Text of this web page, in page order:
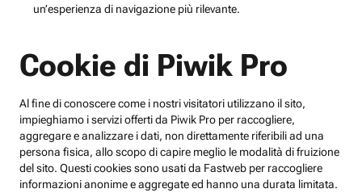
un’esperienza di navigazione più rilevante.
Cookie di Piwik Pro
Al fine di conoscere come i nostri visitatori utilizzano il sito,
impieghiamo i servizi offerti da Piwik Pro per raccogliere,
aggregare e analizzare i dati, non direttamente riferibili ad una
persona fisica, allo scopo di capire meglio le modalità di fruizione
del sito. Questi cookies sono usati da Fastweb per raccogliere
informazioni anonime e aggregate ed hanno una durata limitata.